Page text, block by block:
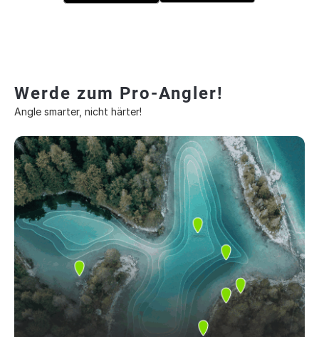
Werde zum Pro-Angler!
Angle smarter, nicht härter!